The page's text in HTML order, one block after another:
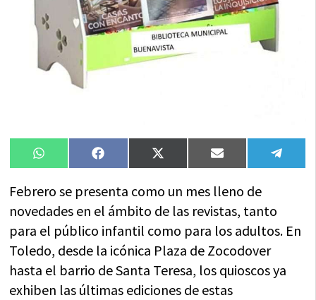
Compartir
en
WhatsAppCompartir
en
FacebookCompartir
en
X
(Twitter)
Compartir
en
Email
en
Febrero se presenta como un mes lleno de
novedades en el ámbito de las revistas, tanto
para el público infantil como para los adultos. En
Toledo, desde la icónica Plaza de Zocodover
hasta el barrio de Santa Teresa, los quioscos ya
exhiben las últimas ediciones de estas